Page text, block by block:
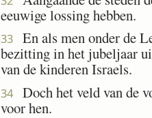
eeuwige lossing hebben.
33
En als men onder de
bezitting in het jubeljaar
van de kinderen Israels.
34
Doch het veld van de
voor hen.